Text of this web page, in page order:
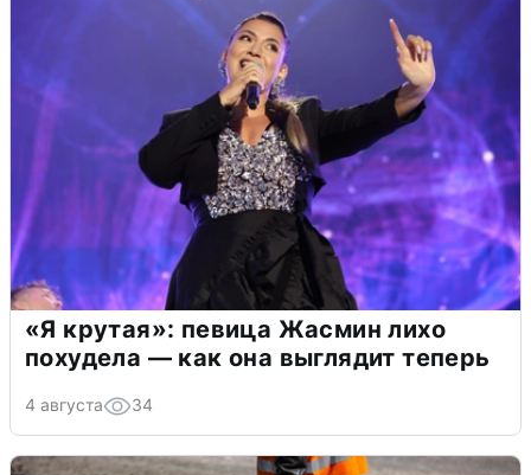
«Я крутая»: певица Жасмин лихо
похудела — как она выглядит теперь
4 августа 34